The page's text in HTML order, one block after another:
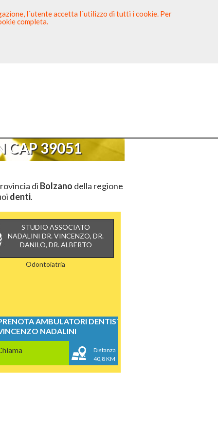
CAP 39051
di Bolzano della regione
denti.
STUDIO ASSOCIATO
NADALINI DR. VINCENZO, DR.
DANILO, DR. ALBERTO
Odontoiatria
AMBULATORI DENTISTICI
NADALINI
Distanza
40,8 KM
l´utente accetta l´utilizzo di tutti i cookie. Per
completa.